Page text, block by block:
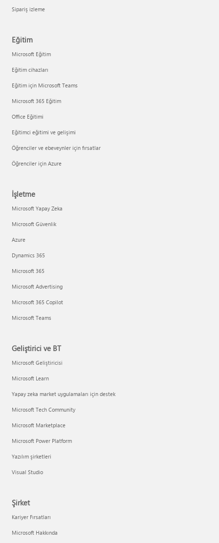
Sipariş izleme
Eğitim
Microsoft Eğitim
Eğitim cihazları
Eğitim için Microsoft Teams
Microsoft 365 Eğitim
Office Eğitimi
Eğitimci eğitimi ve gelişimi
Öğrenciler ve ebeveynler için fırsatlar
Öğrenciler için Azure
İşletme
Microsoft Yapay Zeka
Microsoft Güvenlik
Azure
Dynamics 365
Microsoft 365
Microsoft Advertising
Microsoft 365 Copilot
Microsoft Teams
Geliştirici ve BT
Microsoft Geliştiricisi
Microsoft Learn
Yapay zeka market uygulamaları için destek
Microsoft Tech Community
Microsoft Marketplace
Microsoft Power Platform
Yazılım şirketleri
Visual Studio
Şirket
Kariyer Fırsatları
Microsoft Hakkında